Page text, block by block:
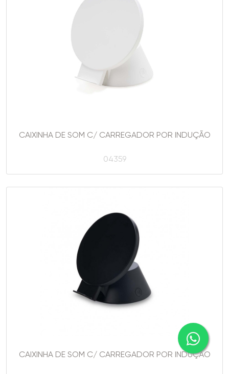
CAIXINHA DE SOM C/ CARREGADOR POR INDUÇÃO
04359
CAIXINHA DE SOM C/ CARREGADOR POR INDUÇÃO